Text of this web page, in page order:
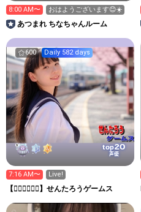
8:00 AM〜 おはようございます😊☀️
あつまれ ちなちゃんルーム
600 Daily 582 days
top20
声優
7:16 AM〜 Live!
【👉🏻🚋🚋👈🏻】せんたろうゲームス